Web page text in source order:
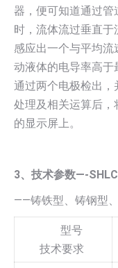
器，便可知道通过
时，流体流过垂直
感应出一个与平均
动液体的电导率高
通过两个电极检出
处理及相关运算后
的显示屏上。
3、技术参数—-
——铸铁型、铸钢型
型号
技术要求